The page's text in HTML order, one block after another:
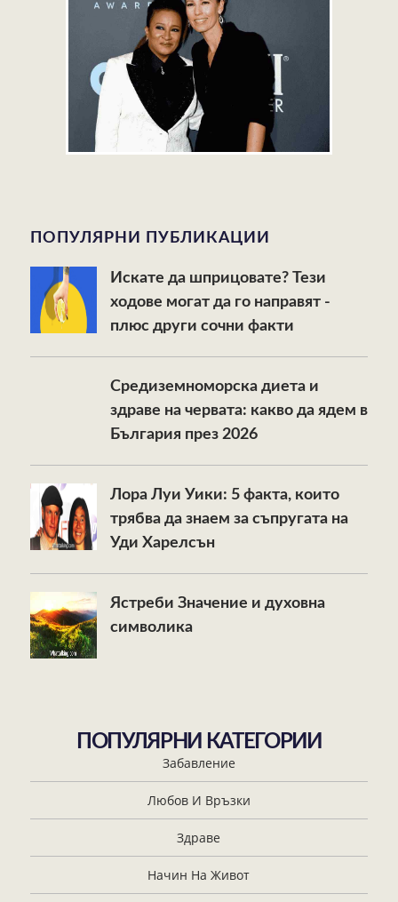
ПОПУЛЯРНИ ПУБЛИКАЦИИ
Искате да шприцовате? Тези
ходове могат да го направят -
плюс други сочни факти
Средиземноморска диета и
здраве на червата: какво да ядем в
България през 2026
Лора Луи Уики: 5 факта, които
трябва да знаем за съпругата на
Уди Харелсън
Ястреби Значение и духовна
символика
ПОПУЛЯРНИ КАТЕГОРИИ
Забавление
Любов И Връзки
Здраве
Начин На Живот